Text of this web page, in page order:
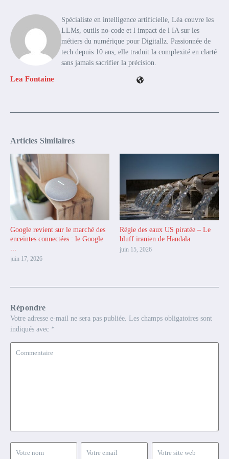
Lea Fontaine
Spécialiste en intelligence artificielle, Léa couvre les
LLMs, outils no-code et l impact de l IA sur les
métiers du numérique pour Digitallz. Passionnée de
tech depuis 10 ans, elle traduit la complexité en clarté
sans jamais sacrifier la précision.
Articles Similaires
Google revient sur le marché des
enceintes connectées : le Google
juin 17, 2026
Régie des eaux US piratée – Le
bluff iranien de Handala
juin 15, 2026
Répondre
Votre adresse e-mail ne sera pas publiée. Les champs obligatoires sont
indiqués avec *